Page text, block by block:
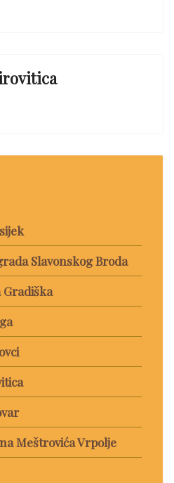
Slavonskog Broda
Gradiška
Meštrovića Vrpolje